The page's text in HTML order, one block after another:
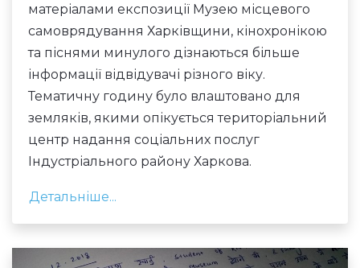
матеріалами експозиції Музею місцевого
самоврядування Харківщини, кінохронікою
та піснями минулого дізнаються більше
інформації відвідувачі різного віку.
Тематичну годину було влаштовано для
земляків, якими опікується територіальний
центр надання соціальних послуг
Індустріального району Харкова.
Детальніше...